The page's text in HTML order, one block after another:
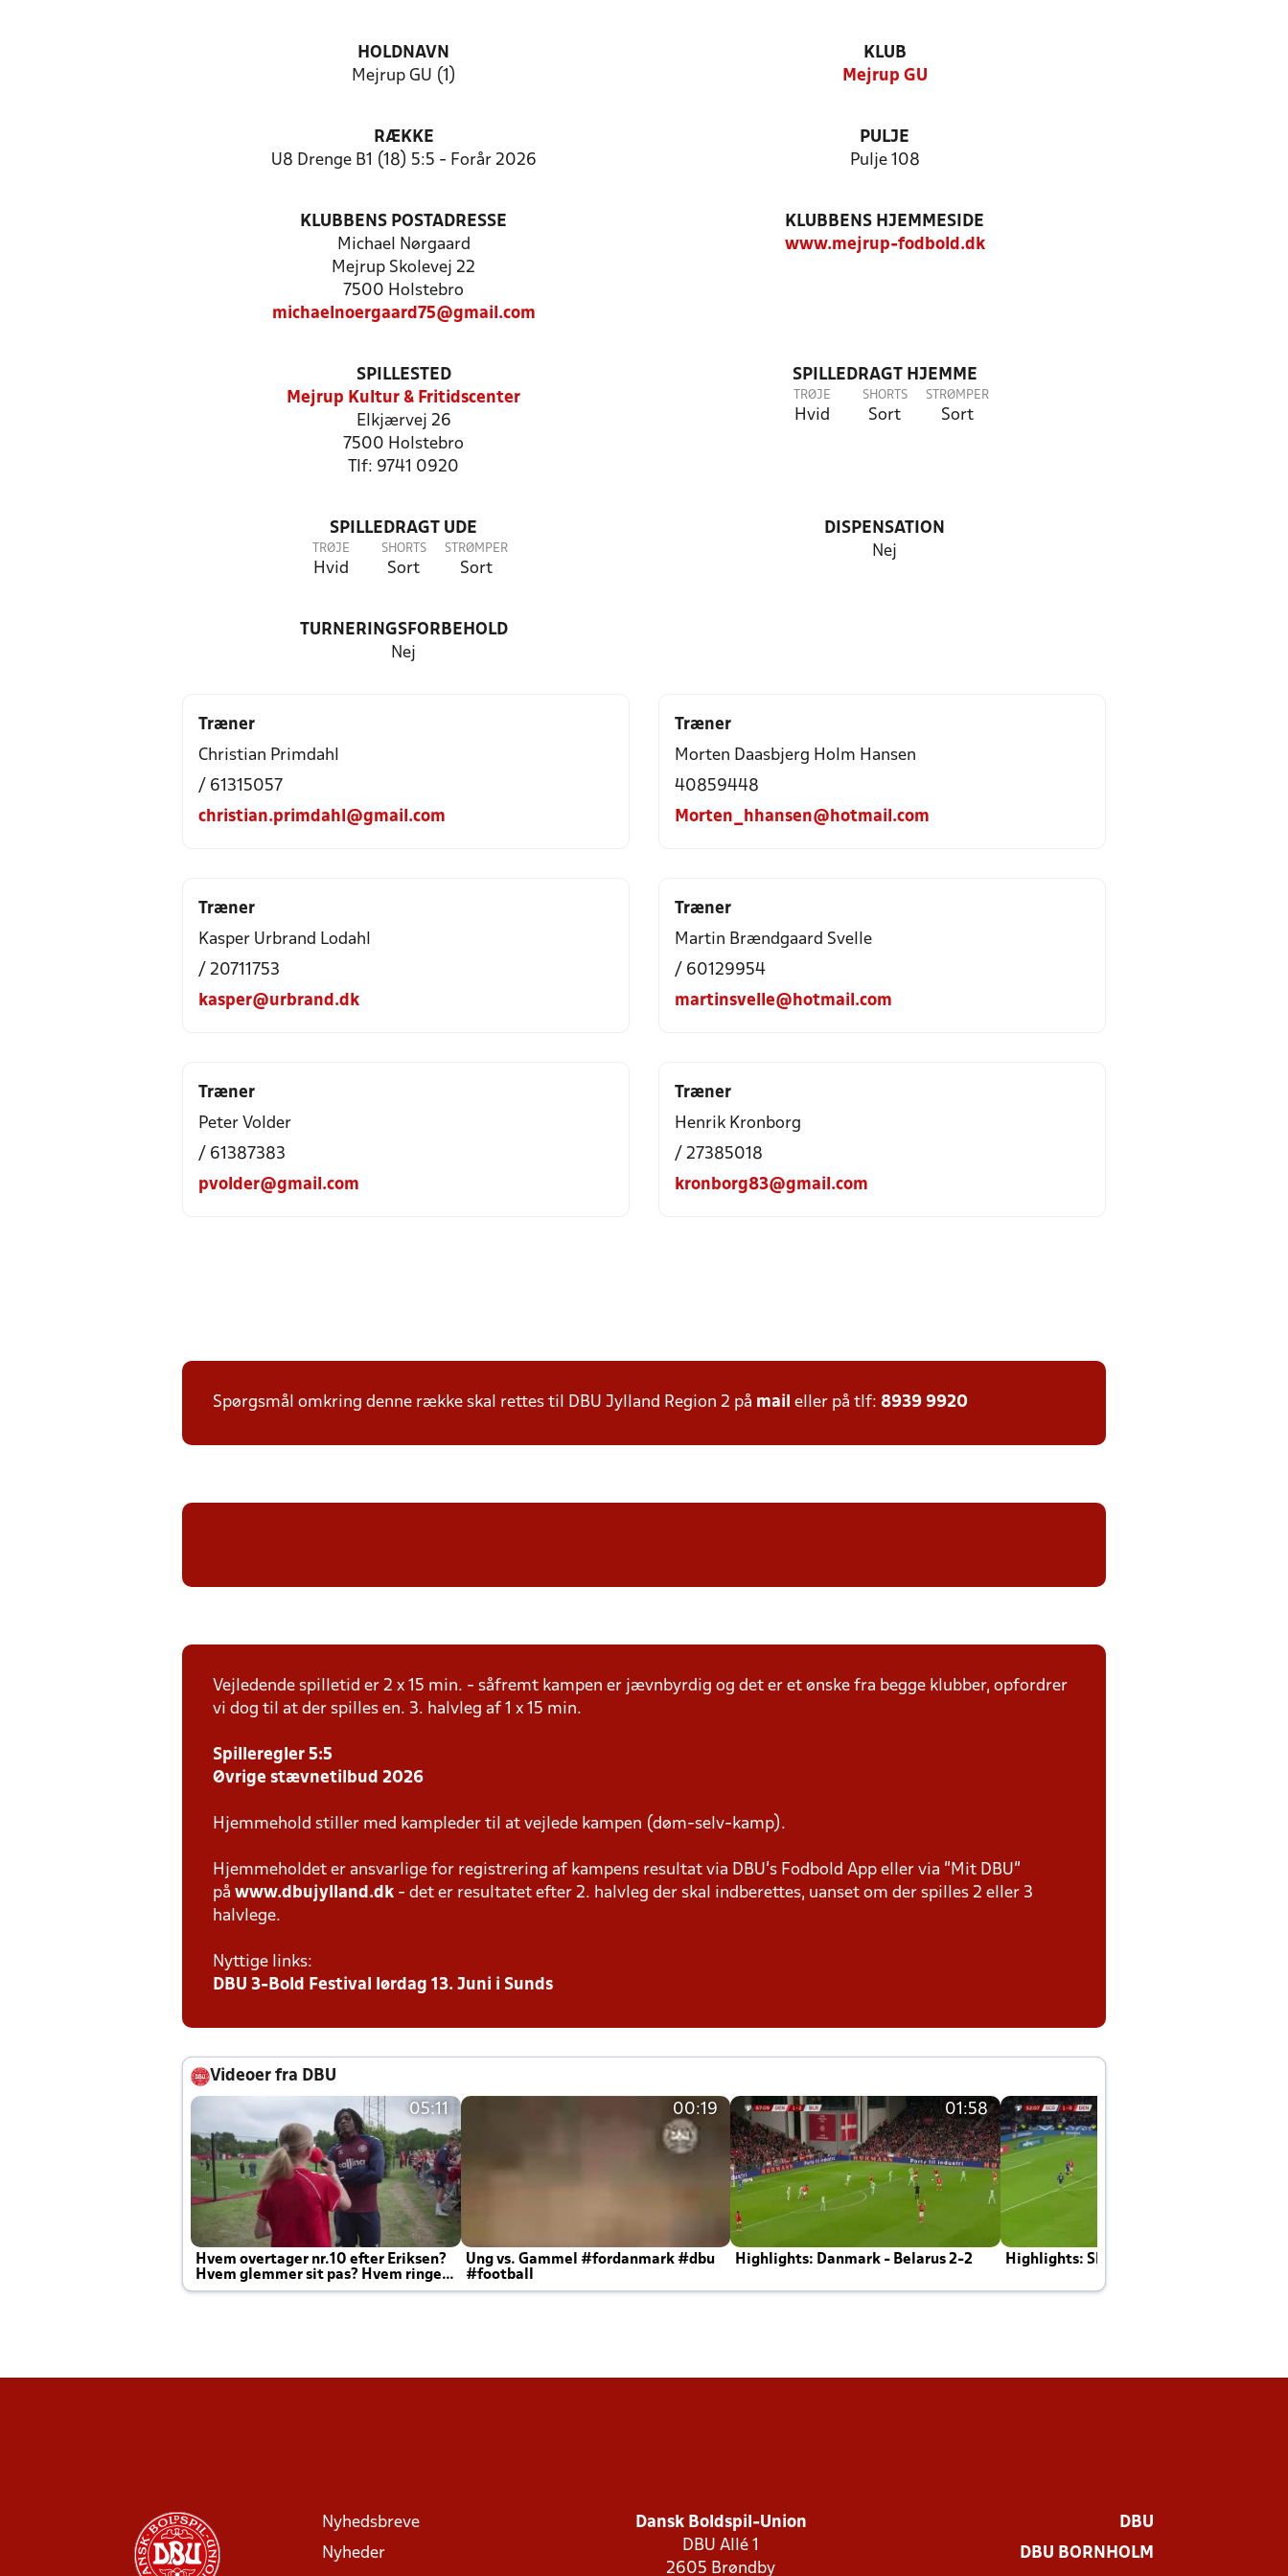
HOLDNAVN
Mejrup GU (1)
KLUB
Mejrup GU
RÆKKE
U8 Drenge B1 (18) 5:5 - Forår 2026
PULJE
Pulje 108
KLUBBENS POSTADRESSE
Michael Nørgaard
Mejrup Skolevej 22
7500 Holstebro
michaelnoergaard75@gmail.com
KLUBBENS HJEMMESIDE
www.mejrup-fodbold.dk
SPILLESTED
Mejrup Kultur & Fritidscenter
Elkjærvej 26
7500 Holstebro
Tlf: 9741 0920
SPILLEDRAGT HJEMME
TRØJE
Hvid
SHORTS
Sort
STRØMPER
Sort
SPILLEDRAGT UDE
TRØJE
Hvid
SHORTS
Sort
STRØMPER
Sort
DISPENSATION
Nej
TURNERINGSFORBEHOLD
Nej
Træner
Christian Primdahl
/ 61315057
christian.primdahl@gmail.com
Træner
Morten Daasbjerg Holm Hansen
40859448
Morten_hhansen@hotmail.com
Træner
Kasper Urbrand Lodahl
/ 20711753
kasper@urbrand.dk
Træner
Martin Brændgaard Svelle
/ 60129954
martinsvelle@hotmail.com
Træner
Peter Volder
/ 61387383
pvolder@gmail.com
Træner
Henrik Kronborg
/ 27385018
kronborg83@gmail.com
Spørgsmål omkring denne række skal rettes til DBU Jylland Region 2 på mail eller på tlf: 8939 9920
Vejledende spilletid er 2 x 15 min. - såfremt kampen er jævnbyrdig og det er et ønske fra begge klubber, opfordrer
vi dog til at der spilles en. 3. halvleg af 1 x 15 min.
Spilleregler 5:5
Øvrige stævnetilbud 2026
Hjemmehold stiller med kampleder til at vejlede kampen (døm-selv-kamp).
Hjemmeholdet er ansvarlige for registrering af kampens resultat via DBU’s Fodbold App eller via ”Mit DBU”
på www.dbujylland.dk - det er resultatet efter 2. halvleg der skal indberettes, uanset om der spilles 2 eller 3
halvlege.
Nyttige links:
DBU 3-Bold Festival lørdag 13. Juni i Sunds
Videoer fra DBU
05:11
Hvem overtager nr.10 efter Eriksen?
Hvem glemmer sit pas? Hvem ringer
Joachim altid til efter kampe?
00:19
Ung vs. Gammel #fordanmark #dbu
#football
01:58
Highlights: Danmark - Belarus 2-2 Highlights: Skotland - Danmark 4-2
Nyhedsbreve
Nyheder
Dansk Boldspil-Union
DBU Allé 1
2605 Brøndby
DBU
DBU BORNHOLM